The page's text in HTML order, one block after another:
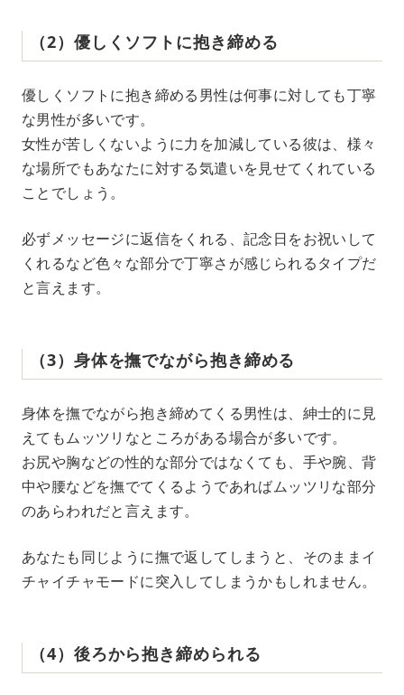
（2）優しくソフトに抱き締める
優しくソフトに抱き締める男性は何事に対しても丁寧
な男性が多いです。
女性が苦しくないように力を加減している彼は、様々
な場所でもあなたに対する気遣いを見せてくれている
ことでしょう。
必ずメッセージに返信をくれる、記念日をお祝いして
くれるなど色々な部分で丁寧さが感じられるタイプだ
と言えます。
（3）身体を撫でながら抱き締める
身体を撫でながら抱き締めてくる男性は、紳士的に見
えてもムッツリなところがある場合が多いです。
お尻や胸などの性的な部分ではなくても、手や腕、背
中や腰などを撫でてくるようであればムッツリな部分
のあらわれだと言えます。
あなたも同じように撫で返してしまうと、そのままイ
チャイチャモードに突入してしまうかもしれません。
（4）後ろから抱き締められる